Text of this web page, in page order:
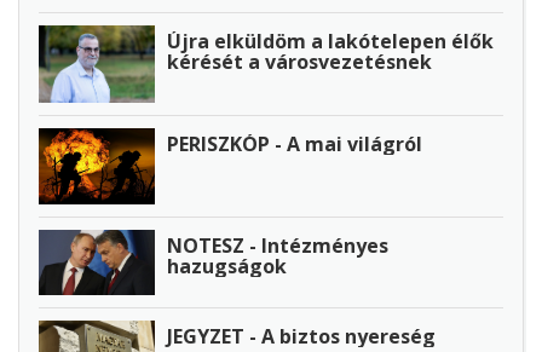
Újra elküldöm a lakótelepen élők
kérését a városvezetésnek
PERISZKÓP - A mai világról
NOTESZ - Intézményes
hazugságok
JEGYZET - A biztos nyereség